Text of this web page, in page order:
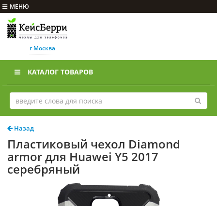
МЕНЮ
г Москва
КАТАЛОГ ТОВАРОВ
Назад
Пластиковый чехол Diamond
armor для Huawei Y5 2017
серебряный